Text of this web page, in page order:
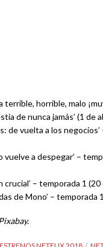
terrible, horrible, malo
de nunca jamás’ (1 de
de vuelta a los
vuelve a despegar’ –
crucial’ – temporada 1 (20
de Mono’ – temporada